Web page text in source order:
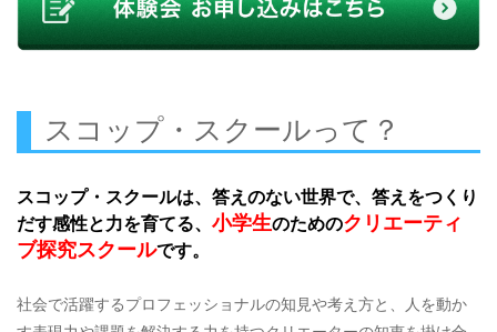
スコップ・スクールって？
スコップ・スクールは、答えのない世界で、答えをつくり
だす感性と力を育てる、 小学生のためのクリエーティ
ブ探究スクールです。
社会で活躍するプロフェッショナルの知見や考え方と、人を動か